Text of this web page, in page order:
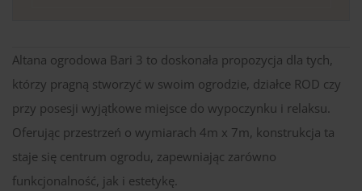
Altana ogrodowa Bari 3 to doskonała propozycja dla tych,
którzy pragną stworzyć w swoim ogrodzie, działce ROD czy
przy posesji wyjątkowe miejsce do wypoczynku i relaksu.
Oferując przestrzeń o wymiarach 4m x 7m, konstrukcja ta
staje się centrum ogrodu, zapewniając zarówno
funkcjonalność, jak i estetykę.